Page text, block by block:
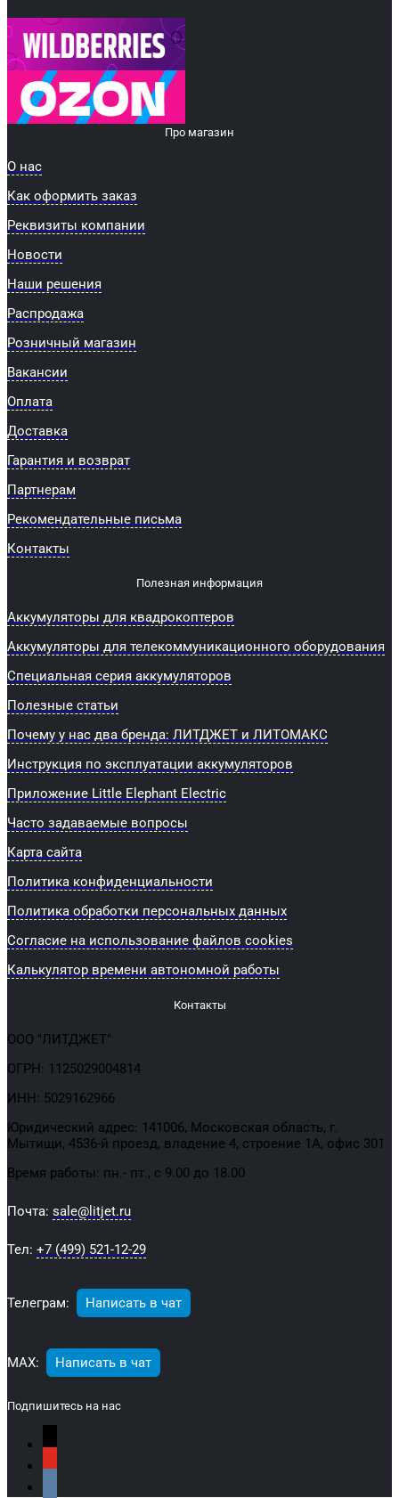
Про магазин
О нас
Как оформить заказ
Реквизиты компании
Новости
Наши решения
Распродажа
Розничный магазин
Вакансии
Оплата
Доставка
Гарантия и возврат
Партнерам
Рекомендательные письма
Контакты
Полезная информация
Аккумуляторы для квадрокоптеров
Аккумуляторы для телекоммуникационного оборудования
Специальная серия аккумуляторов
Полезные статьи
Почему у нас два бренда: ЛИТДЖЕТ и ЛИТОМАКС
Инструкция по эксплуатации аккумуляторов
Приложение Little Elephant Electric
Часто задаваемые вопросы
Карта сайта
Политика конфиденциальности
Политика обработки персональных данных
Согласие на использование файлов cookies
Калькулятор времени автономной работы
Контакты
ООО "ЛИТДЖЕТ"
ОГРН: 1125029004814
ИНН: 5029162966
Юридический адрес: 141006, Московская область, г.
Мытищи, 4536-й проезд, владение 4, строение 1А, офис 301
Время работы: пн.- пт., с 9.00 до 18.00
Почта: sale@litjet.ru
Тел: +7 (499) 521-12-29
Телеграм: Написать в чат
МАХ: Написать в чат
Подпишитесь на нас